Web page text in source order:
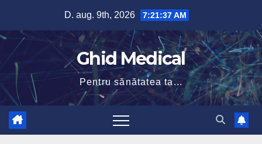
content
D. aug. 9th, 2026 7:21:37 AM
Ghid Medical
Pentru sănătatea ta...